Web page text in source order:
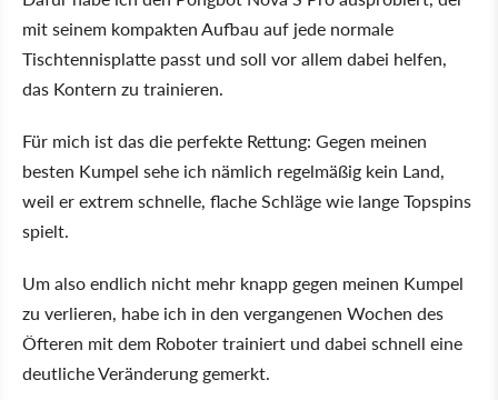
mit seinem kompakten Aufbau auf jede normale
Tischtennisplatte passt und soll vor allem dabei helfen,
das Kontern zu trainieren.
Für mich ist das die perfekte Rettung: Gegen meinen
besten Kumpel sehe ich nämlich regelmäßig kein Land,
weil er extrem schnelle, flache Schläge wie lange Topspins
spielt.
Um also endlich nicht mehr knapp gegen meinen Kumpel
zu verlieren, habe ich in den vergangenen Wochen des
Öfteren mit dem Roboter trainiert und dabei schnell eine
deutliche Veränderung gemerkt.